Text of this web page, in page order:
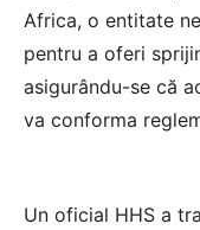
Africa, o entitate
pentru a oferi
asigurându-se că
va conforma
Un oficial HHS a